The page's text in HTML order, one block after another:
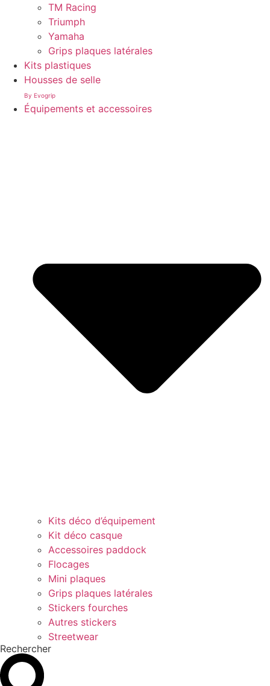
TM Racing
Triumph
Yamaha
Grips plaques latérales
Kits plastiques
Housses de selle
By Evogrip
Équipements et accessoires
Kits déco d’équipement
Kit déco casque
Accessoires paddock
Flocages
Mini plaques
Grips plaques latérales
Stickers fourches
Autres stickers
Streetwear
Rechercher